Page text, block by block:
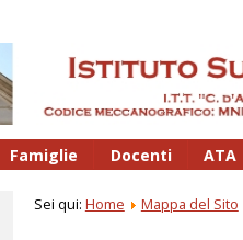
Famiglie Docenti ATA
Sei qui: Home Mappa del Sito